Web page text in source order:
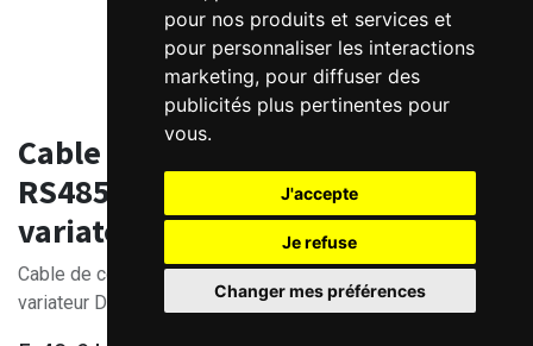
pour nos produits et services et
pour personnaliser les interactions
marketing, pour diffuser des
publicités plus pertinentes pour
vous.
J'accepte
Je refuse
Changer mes préférences
Cable de communication
RS485/CANopen Leadshine pour
variateur DC ELD2
Cable de communication RS485/CANopen Leadshine pour
variateur DC ELD2